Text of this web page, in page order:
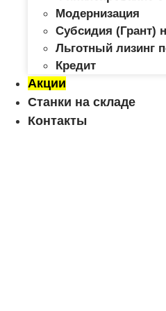
Модернизация
Субсидия (Грант)
Льготный лизинг
Кредит
Акции
Станки на складе
Контакты